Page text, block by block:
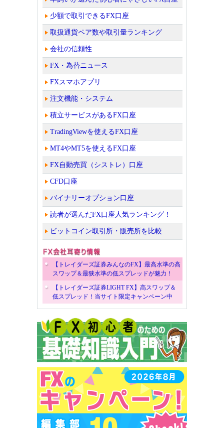
少額で取引できるFX口座
取扱通貨ペア数や取引量ランキング
会社の信頼性
FX・為替ニュース
FXスマホアプリ
注文機能・システム
積立サービスがあるFX口座
TradingViewを使えるFX口座
MT4やMT5を使えるFX口座
FX自動売買（シストレ）口座
CFD口座
バイナリーオプション口座
読者が選んだFX口座人気ランキング！
ビットコイン取引所・販売所を比較
【トレイダーズ証券みんなのFX】最高水準の高
スワップ＆最狭水準の低スプレッドが魅力！
【トレイダーズ証券LIGHT FX】高スワップ＆
低スプレッド！当サイト限定キャンペーン中